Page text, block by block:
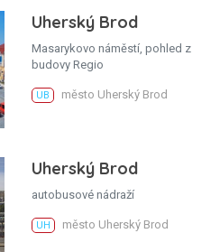
Uherský Brod
Masarykovo náměstí, pohled z
budovy Regio
UB město Uherský Brod
Uherský Brod
autobusové nádraží
UH město Uherský Brod